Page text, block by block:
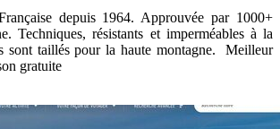
depuis 1964. Approuvée par 1000+
Techniques, résistants et imperméables à la
sont taillés pour la haute montagne. ️ Meilleur
gratuite